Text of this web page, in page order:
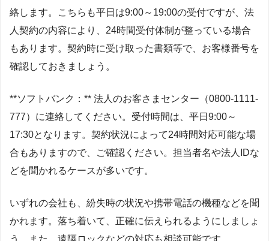
絡します。こちらも平日は9:00～19:00の受付ですが、法
人契約の内容により、24時間受付体制が整っている場合
もあります。契約時に受け取った書類等で、お客様番号を
確認しておきましょう。
**ソフトバンク：** 法人のお客さまセンター（0800-1111-
777）に連絡してください。受付時間は、平日9:00～
17:30となります。契約状況によって24時間対応可能な場
合もありますので、ご確認ください。担当者名や法人IDな
どを聞かれるケースが多いです。
いずれの会社も、紛失時の状況や携帯電話の機種などを聞
かれます。落ち着いて、正確に伝えられるようにしましょ
う。また、遠隔ロックなどの対応も相談可能です。